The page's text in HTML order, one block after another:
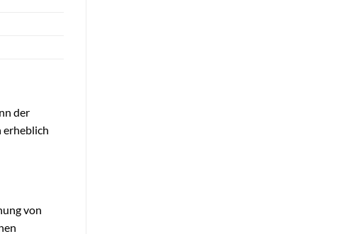
der
erheblich
von